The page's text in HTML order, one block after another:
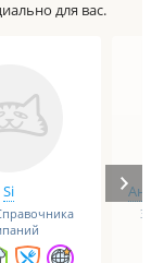
для вас.
Si